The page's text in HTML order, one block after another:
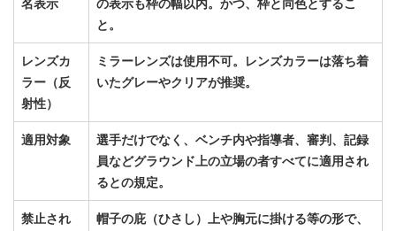
名表示
の表示も枠の幅以内。かつ、枠と同色とするこ
と。
レンズカ
ラー（反
射性）
ミラーレンズは使用不可。レンズカラーは落ち着
いたグレーやクリアが推奨。
適用対象
選手だけでなく、ベンチ内や指導者、審判、記録
員などグラウンド上の立場の者すべてに適用され
るとの規定。
禁止され
帽子の庇（ひさし）上や胸元に掛ける等の形で、